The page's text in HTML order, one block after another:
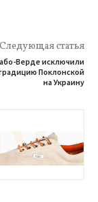
Следующая статья
Верде исключили
Поклонской
на Украину